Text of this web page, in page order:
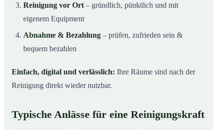
Reinigung vor Ort – gründlich, pünktlich und mit
eigenem Equipment
Abnahme & Bezahlung – prüfen, zufrieden sein &
bequem bezahlen
Einfach, digital und verlässlich: Ihre Räume sind nach der
Reinigung direkt wieder nutzbar.
Typische Anlässe für eine Reinigungskraft